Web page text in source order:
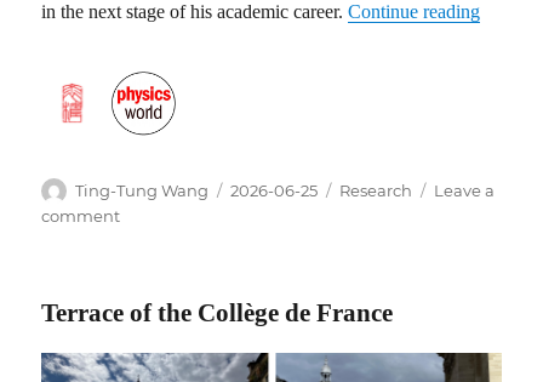
in the next stage of his academic career.Continue reading
Author
Ting-Tung Wang
Posted
2026-06-25 Categories
Research
Leave a
commenton
to
Science,
Terrace of the Collège de France